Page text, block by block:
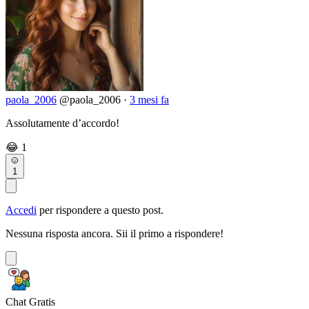
paola_2006 @paola_2006 · 3 mesi fa
Assolutamente d’accordo!
😂 1
1
Accedi per rispondere a questo post.
Nessuna risposta ancora. Sii il primo a rispondere!
Chat Gratis